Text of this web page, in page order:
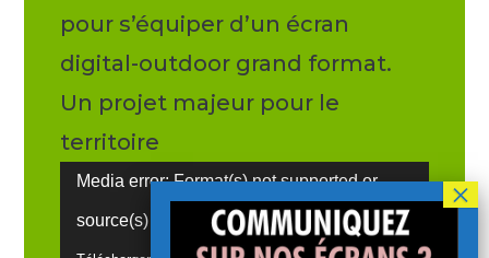
pour s’équiper d’un écran
digital-outdoor grand format.
Un projet majeur pour le
territoire
Lecteur
vidéo
Media error: Format(s) not supported or
source(s) not found